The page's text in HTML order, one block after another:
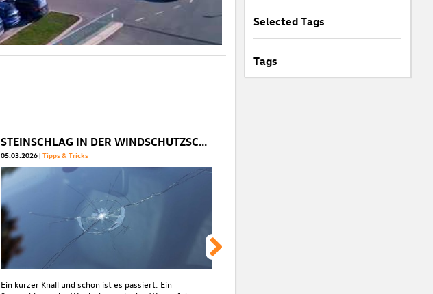
STEINSCHLAG IN DER WINDSCHUTZSCHEIBE: SOFORTMAßNAHMEN & REPARATURTIPPS
05.03.2026 Tipps & Tricks
Ein kurzer Knall und schon ist es passiert: Ein
Selected Tags
Tags